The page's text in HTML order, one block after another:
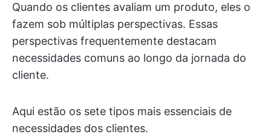
Quando os clientes avaliam um produto, eles o
fazem sob múltiplas perspectivas. Essas
perspectivas frequentemente destacam
necessidades comuns ao longo da jornada do
cliente.
Aqui estão os sete tipos mais essenciais de
necessidades dos clientes.